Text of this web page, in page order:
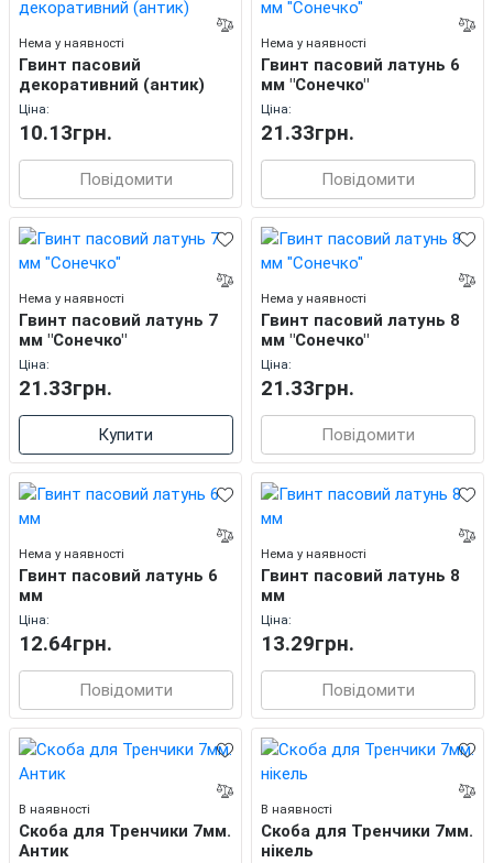
Нема у наявності
Гвинт пасовий
декоративний (антик)
Ціна:
10.13грн.
Повідомити
Нема у наявності
Гвинт пасовий латунь 6
мм "Сонечко"
Ціна:
21.33грн.
Повідомити
Нема у наявності
Гвинт пасовий латунь 7
мм "Сонечко"
Ціна:
21.33грн.
Купити
Нема у наявності
Гвинт пасовий латунь 8
мм "Сонечко"
Ціна:
21.33грн.
Повідомити
Нема у наявності
Гвинт пасовий латунь 6
мм
Ціна:
12.64грн.
Повідомити
Нема у наявності
Гвинт пасовий латунь 8
мм
Ціна:
13.29грн.
Повідомити
В наявності
Скоба для Тренчики 7мм.
Антик
В наявності
Скоба для Тренчики 7мм.
нікель